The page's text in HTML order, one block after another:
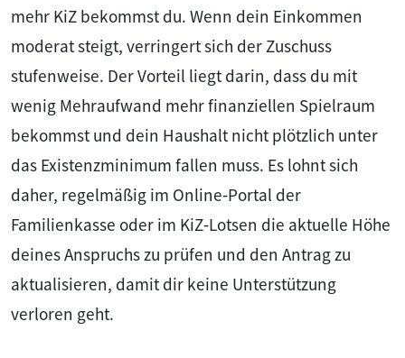
mehr KiZ bekommst du. Wenn dein Einkommen
moderat steigt, verringert sich der Zuschuss
stufenweise. Der Vorteil liegt darin, dass du mit
wenig Mehraufwand mehr finanziellen Spielraum
bekommst und dein Haushalt nicht plötzlich unter
das Existenzminimum fallen muss. Es lohnt sich
daher, regelmäßig im Online‑Portal der
Familienkasse oder im KiZ‑Lotsen die aktuelle Höhe
deines Anspruchs zu prüfen und den Antrag zu
aktualisieren, damit dir keine Unterstützung
verloren geht.